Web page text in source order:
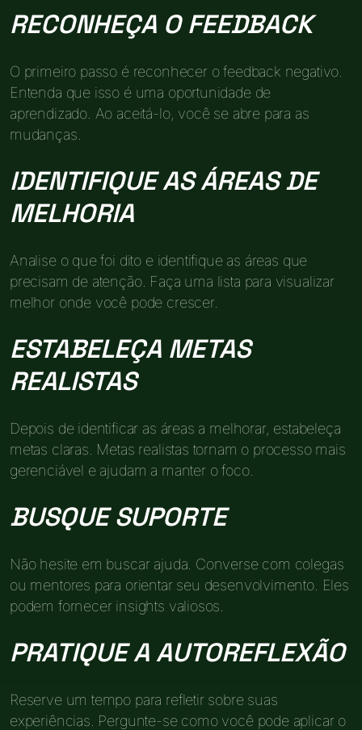
RECONHEÇA O FEEDBACK
O primeiro passo é reconhecer o feedback negativo.
Entenda que isso é uma oportunidade de
aprendizado. Ao aceitá-lo, você se abre para as
mudanças.
IDENTIFIQUE AS ÁREAS DE
MELHORIA
Analise o que foi dito e identifique as áreas que
precisam de atenção. Faça uma lista para visualizar
melhor onde você pode crescer.
ESTABELEÇA METAS
REALISTAS
Depois de identificar as áreas a melhorar, estabeleça
metas claras. Metas realistas tornam o processo mais
gerenciável e ajudam a manter o foco.
BUSQUE SUPORTE
Não hesite em buscar ajuda. Converse com colegas
ou mentores para orientar seu desenvolvimento. Eles
podem fornecer insights valiosos.
PRATIQUE A AUTOREFLEXÃO
Reserve um tempo para refletir sobre suas
experiências. Pergunte-se como você pode aplicar o